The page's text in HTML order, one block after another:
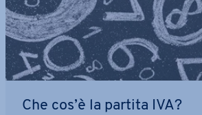
Che cos’è la partita IVA?